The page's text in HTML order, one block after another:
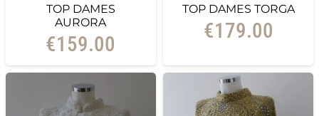
TOP DAMES
AURORA
€159.00
TOP DAMES TORGA
€179.00